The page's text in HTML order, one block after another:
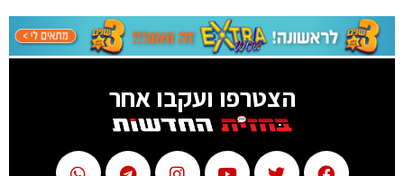
הצטרפו ועקבו אחר